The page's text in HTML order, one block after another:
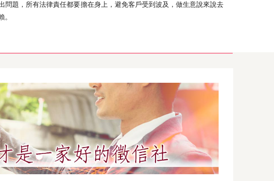
題，所有法律責任都要擔在身上，避免客戶受到波及，做生意說來說去